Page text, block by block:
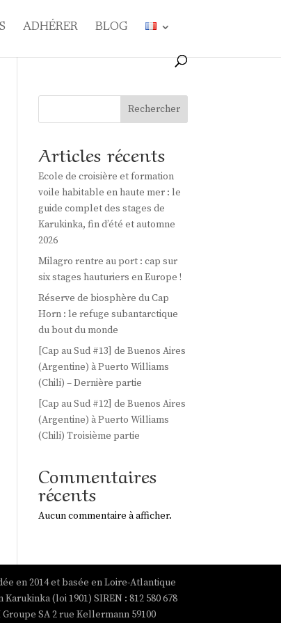
ADHÉRER BLOG
Rechercher
Articles récents
Ecole de croisière et formation
voile habitable en haute mer : le
guide complet des stages de
Karukinka, fin d’été et automne
2026
Milagro rentre au port : cap sur
six stages hauturiers en Europe !
Réserve de biosphère du Cap
Horn : le refuge subantarctique
du bout du monde
[Cap au Sud #13] de Buenos Aires
(Argentine) à Puerto Williams
(Chili) – Dernière partie
[Cap au Sud #12] de Buenos Aires
(Argentine) à Puerto Williams
(Chili) Troisième partie
Commentaires
récents
Aucun commentaire à afficher.
en 2014 et basée en Loire-Atlantique
(loi 1901) SIREN : 812 580 678
Groupe SA 2 rue Kellermann 59100